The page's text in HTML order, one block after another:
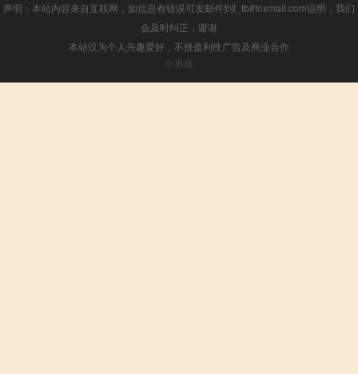
声明：本站内容来自互联网，如信息有错误可发邮件到f_fb#foxmail.com说明，我们
会及时纠正，谢谢
本站仅为个人兴趣爱好，不接盈利性广告及商业合作
小男孩